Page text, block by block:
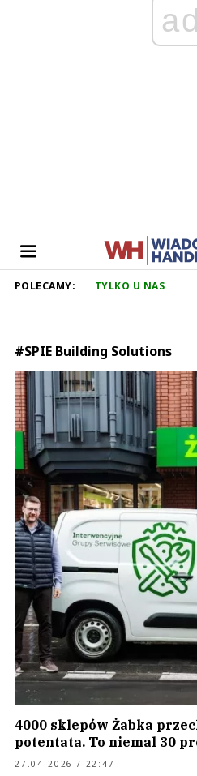
ad
POLECAMY: TYLKO U NAS
#SPIE Building Solutions
4000 sklepów Żabka
potentata. To niemal 30
27.04.2026 / 22:47